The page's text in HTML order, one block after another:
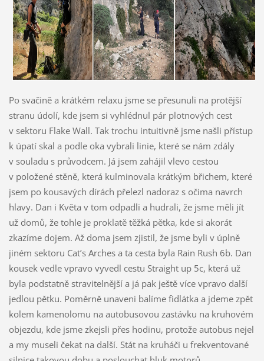
Po svačině a krátkém relaxu jsme se přesunuli na protější
stranu údolí, kde jsem si vyhlédnul pár plotnových cest
v sektoru Flake Wall. Tak trochu intuitivně jsme našli přístup
k úpatí skal a podle oka vybrali linie, které se nám zdály
v souladu s průvodcem. Já jsem zahájil vlevo cestou
v položené stěně, která kulminovala krátkým břichem, které
jsem po kousavých dírách přelezl nadoraz s očima navrch
hlavy. Dan i Květa v tom odpadli a hudrali, že jsme měli jít
už domů, že tohle je proklatě těžká pětka, kde si akorát
zkazíme dojem. Až doma jsem zjistil, že jsme byli v úplně
jiném sektoru Cat’s Arches a ta cesta byla Rain Rush 6b. Dan
kousek vedle vpravo vyvedl cestu Straight up 5c, která už
byla podstatně stravitelnější a já pak ještě více vpravo další
jedlou pětku. Poměrně unaveni balíme fidlátka a jdeme zpět
kolem kamenolomu na autobusovou zastávku na kruhovém
objezdu, kde jsme zkejsli přes hodinu, protože autobus nejel
a my museli čekat na další. Stát na kruháči u frekventované